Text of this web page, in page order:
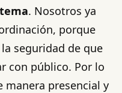
. Nosotros ya
porque
seguridad de que
con público. Por lo
manera presencial y